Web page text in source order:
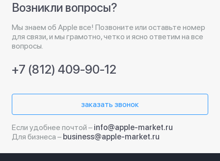
Возникли вопросы?
Мы знаем об Apple все! Позвоните или оставьте номер
для связи, и мы грамотно, четко и ясно ответим на все
вопросы.
+7 (812) 409-90-12
заказать звонок
Если удобнее почтой – info@apple-market.ru
Для бизнеса – business@apple-market.ru